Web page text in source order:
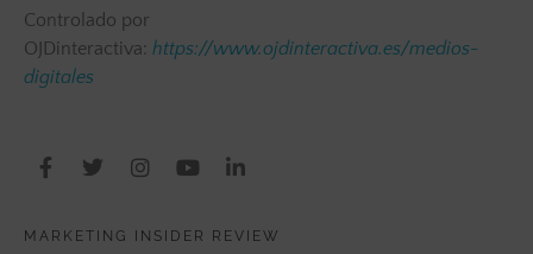
Controlado por
OJDinteractiva: https://www.ojdinteractiva.es/medios-
digitales
MARKETING INSIDER REVIEW